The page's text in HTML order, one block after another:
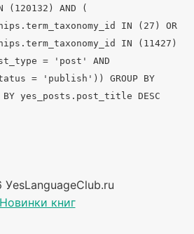
(120132) AND (
IN (27) OR
IN (11427)
= 'post' AND
= 'publish')) GROUP BY
BY yes_posts.post_title DESC
Новинки книг